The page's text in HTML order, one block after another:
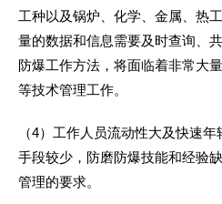
工种以及锅炉、化学、金属、热
量的数据和信息需要及时查询、
防爆工作方法，将面临着非常大
等技术管理工作。
（4）工作人员流动性大及快速
手段较少，防磨防爆技能和经验
管理的要求。